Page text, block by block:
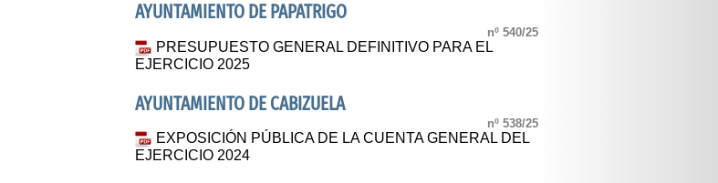
AYUNTAMIENTO DE PAPATRIGO
nº 540/25
PRESUPUESTO GENERAL DEFINITIVO PARA EL
EJERCICIO 2025
AYUNTAMIENTO DE CABIZUELA
nº 538/25
EXPOSICIÓN PÚBLICA DE LA CUENTA GENERAL DEL
EJERCICIO 2024